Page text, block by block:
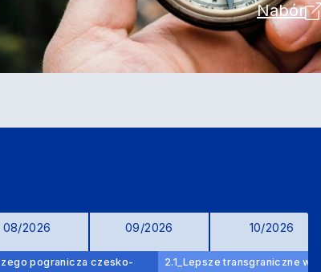
Nabór
08/2026 09/2026 10/2026
pogranicza czesko-
2.1_Lepsze transgraniczne